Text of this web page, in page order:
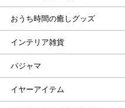
おうち時間の癒しグッズ
インテリア雑貨
パジャマ
イヤーアイテム